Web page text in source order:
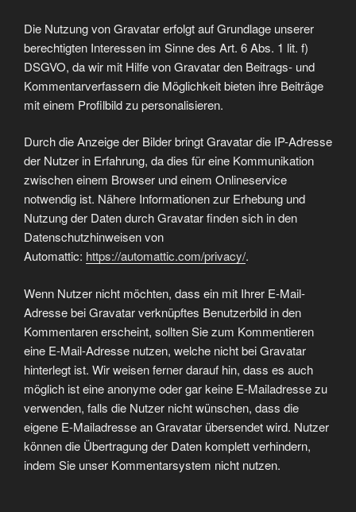
Die Nutzung von Gravatar erfolgt auf Grundlage unserer
berechtigten Interessen im Sinne des Art. 6 Abs. 1 lit. f)
DSGVO, da wir mit Hilfe von Gravatar den Beitrags- und
Kommentarverfassern die Möglichkeit bieten ihre Beiträge
mit einem Profilbild zu personalisieren.
Durch die Anzeige der Bilder bringt Gravatar die IP-Adresse
der Nutzer in Erfahrung, da dies für eine Kommunikation
zwischen einem Browser und einem Onlineservice
notwendig ist. Nähere Informationen zur Erhebung und
Nutzung der Daten durch Gravatar finden sich in den
Datenschutzhinweisen von
Automattic: https://automattic.com/privacy/.
Wenn Nutzer nicht möchten, dass ein mit Ihrer E-Mail-
Adresse bei Gravatar verknüpftes Benutzerbild in den
Kommentaren erscheint, sollten Sie zum Kommentieren
eine E-Mail-Adresse nutzen, welche nicht bei Gravatar
hinterlegt ist. Wir weisen ferner darauf hin, dass es auch
möglich ist eine anonyme oder gar keine E-Mailadresse zu
verwenden, falls die Nutzer nicht wünschen, dass die
eigene E-Mailadresse an Gravatar übersendet wird. Nutzer
können die Übertragung der Daten komplett verhindern,
indem Sie unser Kommentarsystem nicht nutzen.